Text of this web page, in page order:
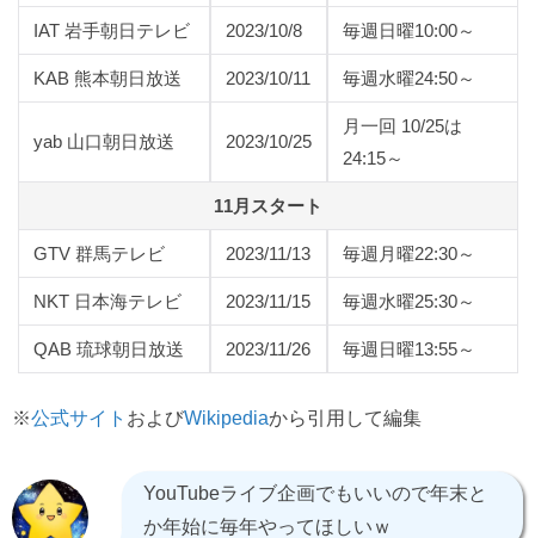
IAT 岩手朝日テレビ 2023/10/8 毎週日曜10:00～
KAB 熊本朝日放送 2023/10/11 毎週水曜24:50～
yab 山口朝日放送 2023/10/25
月一回 10/25は
24:15～
11月スタート
GTV 群馬テレビ 2023/11/13 毎週月曜22:30～
NKT 日本海テレビ 2023/11/15 毎週水曜25:30～
QAB 琉球朝日放送 2023/11/26 毎週日曜13:55～
※公式サイト およびWikipediaから引用して編集
YouTubeライブ企画でもいいので年末と
か年始に毎年やってほしいｗ